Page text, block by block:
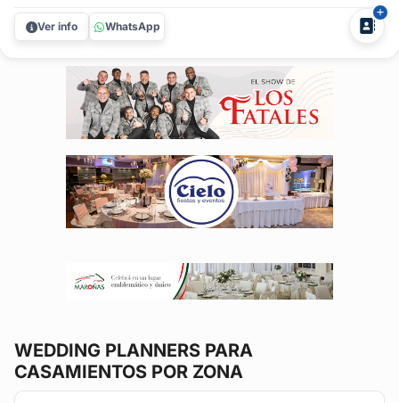
eso Lily Gomes trabaja arduamente en hacer de este
proceso lo más divertido y agradable posible! Si no sabes
Ver info WhatsApp
WEDDING PLANNERS PARA
CASAMIENTOS POR ZONA